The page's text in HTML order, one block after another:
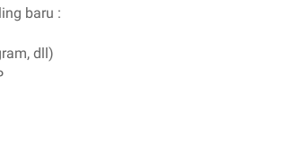
baru :
dll)